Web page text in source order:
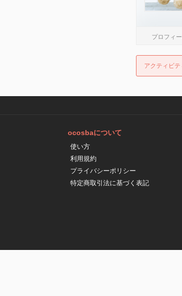
プロフィ
アクティビテ
ocosbaについて
使い方
利用規約
プライバシーポリシー
特定商取引法に基づく表記